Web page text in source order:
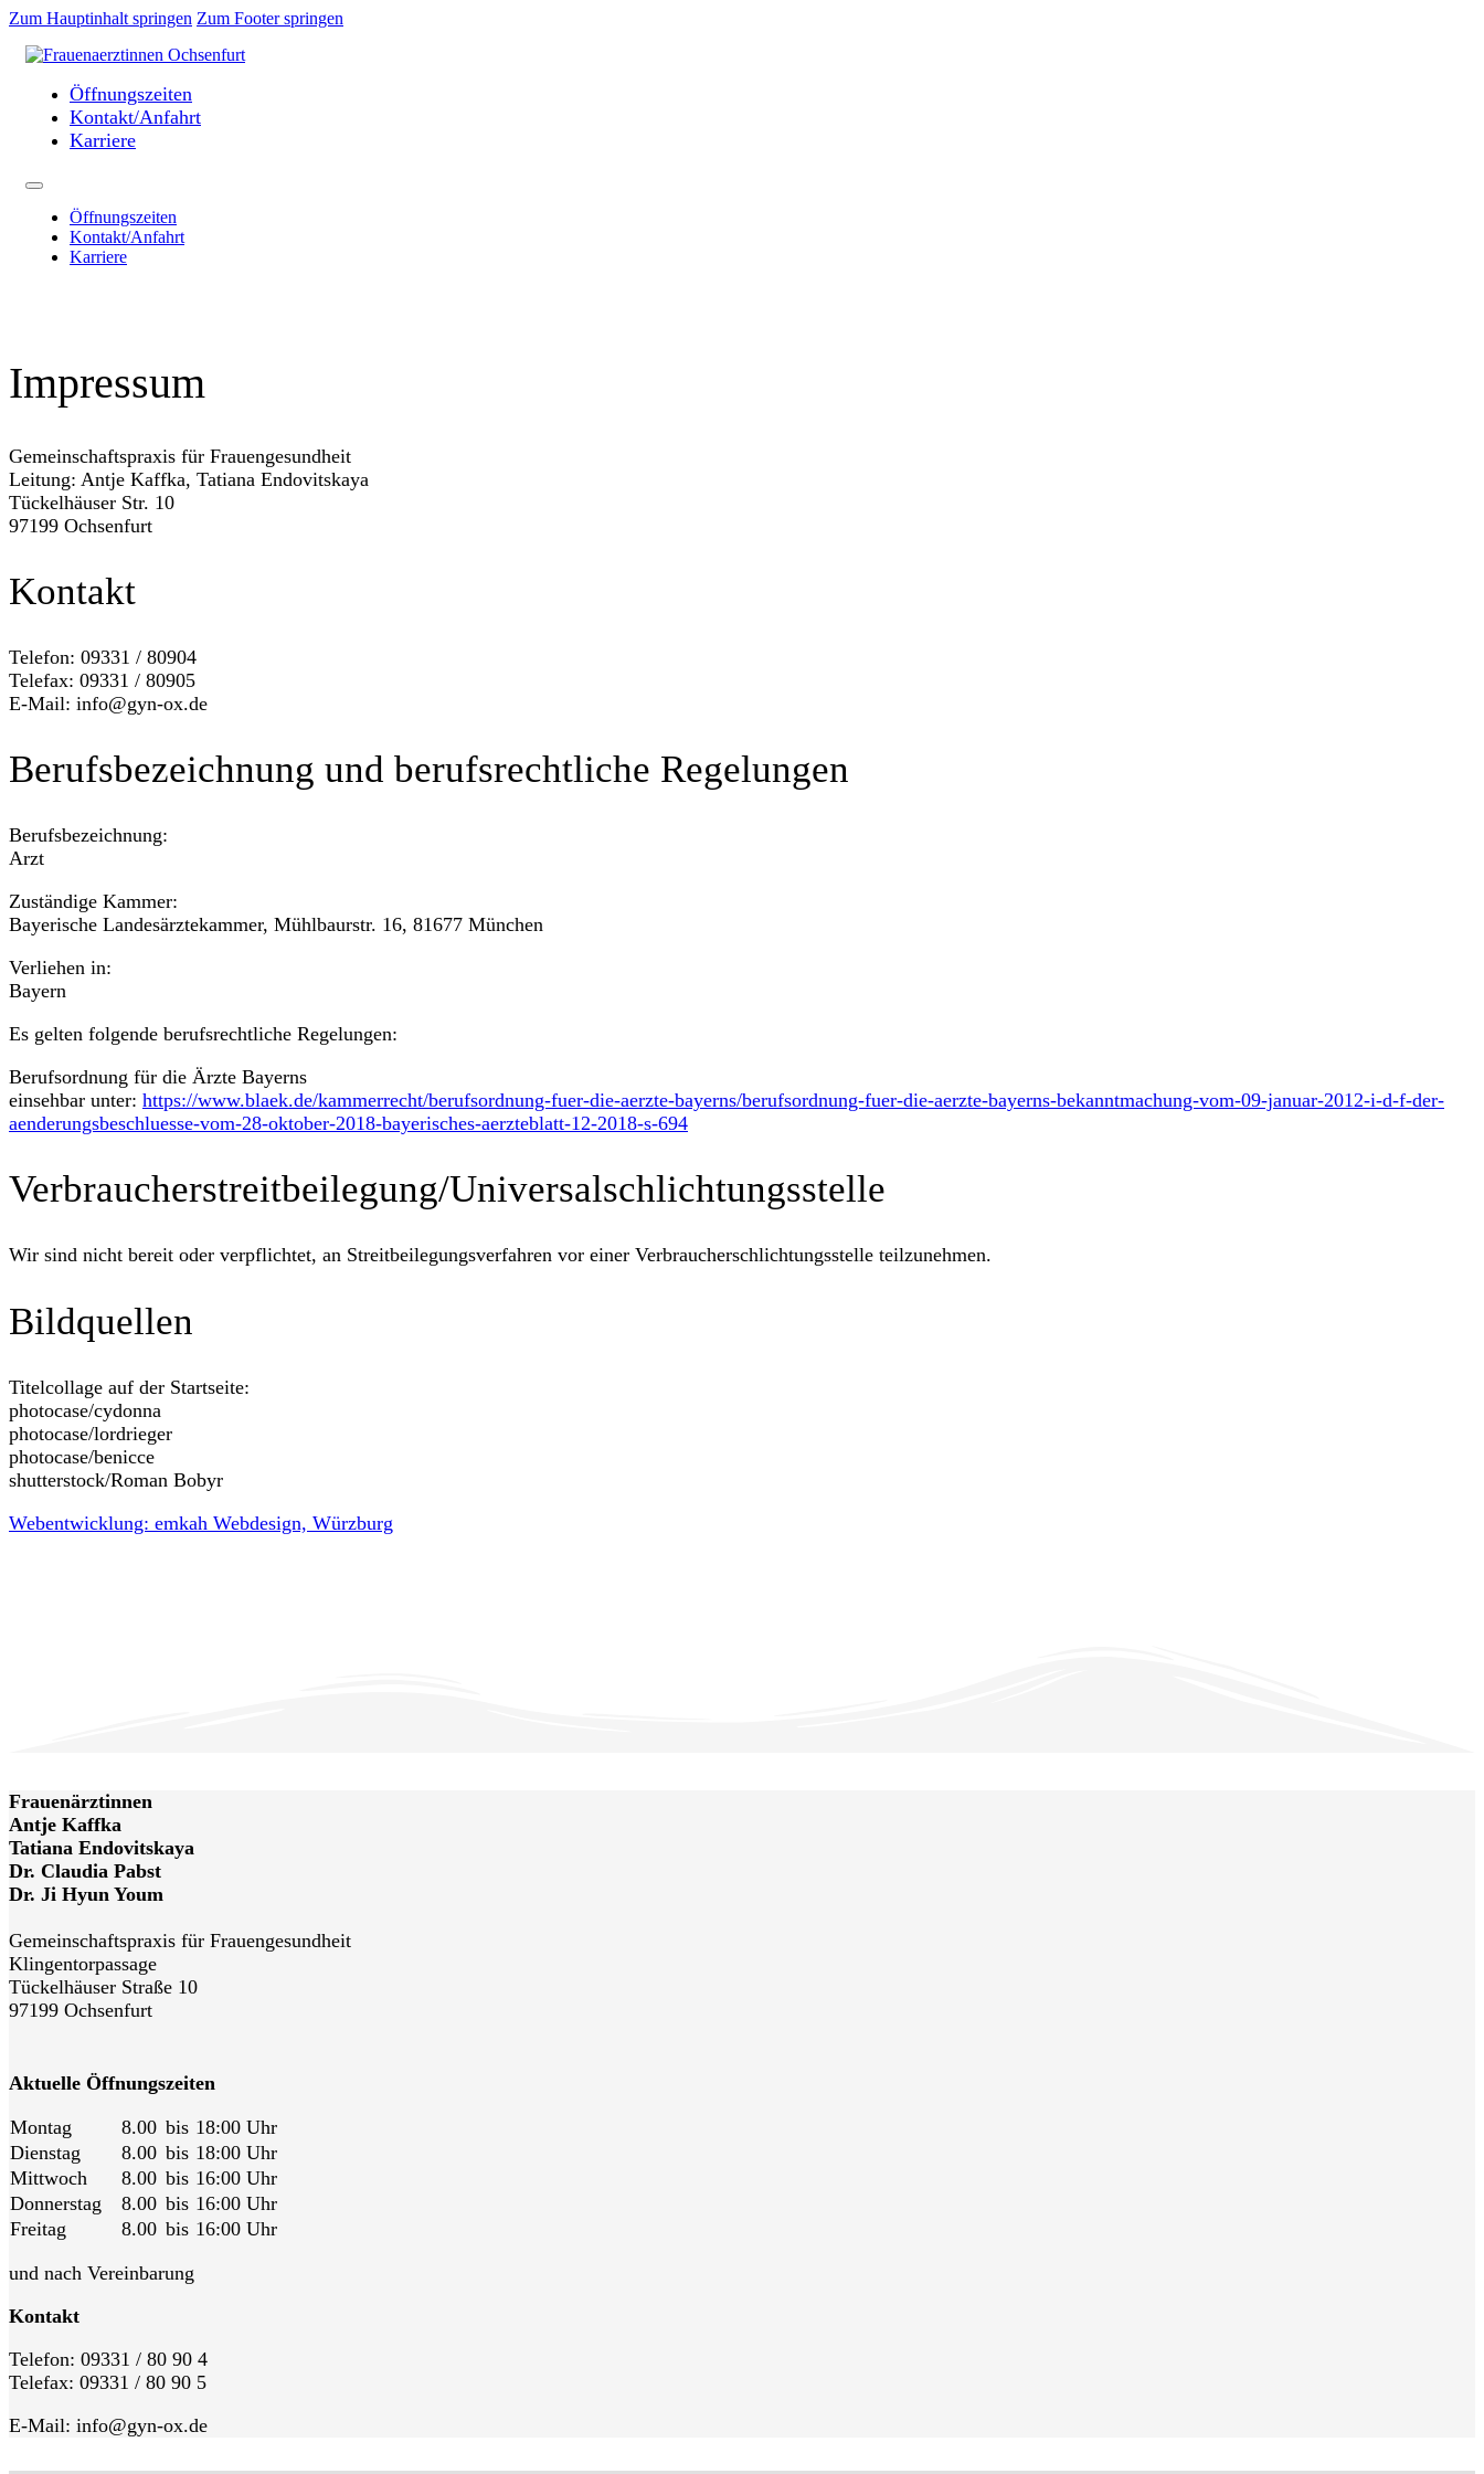
Zum Hauptinhalt springen Zum Footer springen
Öffnungszeiten
Kontakt/Anfahrt
Karriere
Öffnungszeiten
Kontakt/Anfahrt
Karriere
Impressum
Gemeinschaftspraxis für Frauengesundheit
Leitung: Antje Kaffka, Tatiana Endovitskaya
Tückelhäuser Str. 10
97199 Ochsenfurt
Kontakt
Telefon: 09331 / 80904
Telefax: 09331 / 80905
E-Mail: info@gyn-ox.de
Berufsbezeichnung und berufsrechtliche Regelungen
Berufsbezeichnung:
Arzt
Zuständige Kammer:
Bayerische Landesärztekammer, Mühlbaurstr. 16, 81677 München
Verliehen in:
Bayern
Es gelten folgende berufsrechtliche Regelungen:
Berufsordnung für die Ärzte Bayerns
einsehbar unter: https://www.blaek.de/kammerrecht/berufsordnung-fuer-die-aerzte-bayerns/berufsordnung-fuer-die-aerzte-bayerns-bekanntmachung-vom-09-januar-2012-i-d-f-der-
aenderungsbeschluesse-vom-28-oktober-2018-bayerisches-aerzteblatt-12-2018-s-694
Verbraucher­streit­beilegung/Universal­schlichtungs­stelle
Wir sind nicht bereit oder verpflichtet, an Streitbeilegungsverfahren vor einer Verbraucherschlichtungsstelle teilzunehmen.
Bildquellen
Titelcollage auf der Startseite:
photocase/cydonna
photocase/lordrieger
photocase/benicce
shutterstock/Roman Bobyr
Webentwicklung: emkah Webdesign, Würzburg
Frauenärztinnen
Antje Kaffka
Tatiana Endovitskaya
Dr. Claudia Pabst
Dr. Ji Hyun Youm
Gemeinschaftspraxis für Frauengesundheit
Klingentorpassage
Tückelhäuser Straße 10
97199 Ochsenfurt
Aktuelle Öffnungszeiten
Montag
8.00 bis 18:00 Uhr
Dienstag
8.00 bis 18:00 Uhr
Mittwoch
8.00 bis 16:00 Uhr
Donnerstag
8.00 bis 16:00 Uhr
Freitag
8.00 bis 16:00 Uhr
und nach Vereinbarung
Kontakt
Telefon: 09331 / 80 90 4
Telefax: 09331 / 80 90 5
E-Mail: info@gyn-ox.de